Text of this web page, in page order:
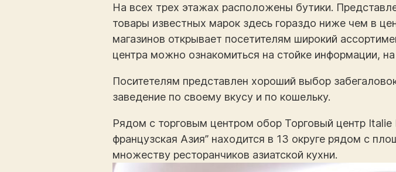
На всех трех этажах расположены бутики.
товары известных марок здесь гораздо ниже чем в
магазинов открывает посетителям широкий
центра можно ознакомиться на стойке информации,
Поситетелям представлен хороший выбор
заведение по своему вкусу и по кошельку.
Рядом с торговым центром обор Торговый центр
французская Азия” находится в 13 округе рядом с
множеству ресторанчиков азиатской кухни.